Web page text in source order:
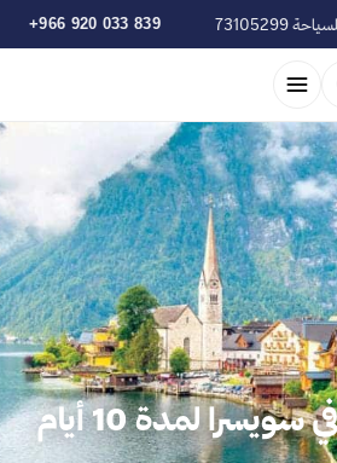
+966 920 033 839
لمدة 10 أيام